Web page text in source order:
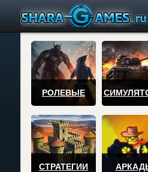
РОЛЕВЫЕ
СТРАТЕГИИ